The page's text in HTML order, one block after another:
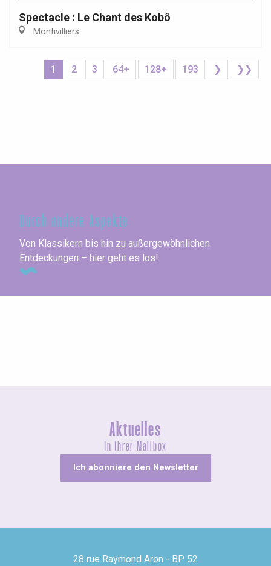
Spectacle : Le Chant des Kobô
Montivilliers
1 2 3 64+ 128+ 193 ❯ ❯❯
Durch andere Aspekte
Von Klassikern bis hin zu außergewöhnlichen
Entdeckungen – hier geht es los!
Aktuelles
In Ihrer Mailbox
Ich abonniere den Newsletter
28 rue Raymond Aron - BP 52